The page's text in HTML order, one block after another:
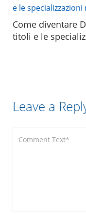
Come diventare
titoli e le
Leave a